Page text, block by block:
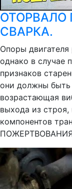
ОТОРВАЛО
СВАРКА.
Опоры
однако в случае
признаков
они должны быть
возрастающая
выхода из
компонентов
ПОЖЕРТВОВАНИЯ